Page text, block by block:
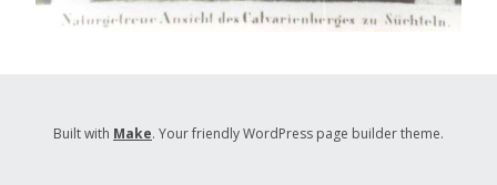
Built with Make. Your friendly WordPress page builder theme.